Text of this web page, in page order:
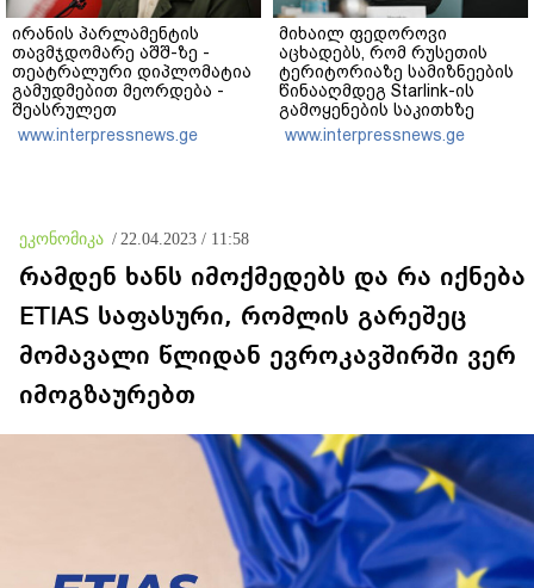
ირანის პარლამენტის
თავმჯდომარე აშშ-ზე -
თეატრალური დიპლომატია
გამუდმებით მეორდება -
შეასრულეთ
ვალდებულებები, მეტი
თეატრი არ გვჭირდება
www.interpressnews.ge
მიხაილ ფედოროვი
აცხადებს, რომ რუსეთის
ტერიტორიაზე სამიზნეების
წინააღმდეგ Starlink-ის
გამოყენების საკითხზე
ილონ მასკთან
მოლაპარაკებებს
www.interpressnews.ge
ეკონომიკა / 22.04.2023 / 11:58
რამდენ ხანს იმოქმედებს და რა იქნება
ETIAS საფასური, რომლის გარეშეც
მომავალი წლიდან ევროკავშირში ვერ
იმოგზაურებთ